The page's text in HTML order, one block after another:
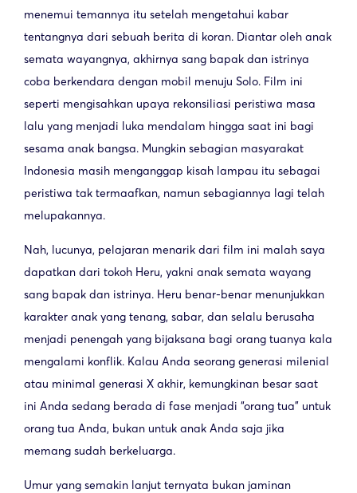
menemui temannya itu setelah mengetahui kabar
tentangnya dari sebuah berita di koran. Diantar oleh anak
semata wayangnya, akhirnya sang bapak dan istrinya
coba berkendara dengan mobil menuju Solo. Film ini
seperti mengisahkan upaya rekonsiliasi peristiwa masa
lalu yang menjadi luka mendalam hingga saat ini bagi
sesama anak bangsa. Mungkin sebagian masyarakat
Indonesia masih menganggap kisah lampau itu sebagai
peristiwa tak termaafkan, namun sebagiannya lagi telah
melupakannya.
Nah, lucunya, pelajaran menarik dari film ini malah saya
dapatkan dari tokoh Heru, yakni anak semata wayang
sang bapak dan istrinya. Heru benar-benar menunjukkan
karakter anak yang tenang, sabar, dan selalu berusaha
menjadi penengah yang bijaksana bagi orang tuanya kala
mengalami konflik. Kalau Anda seorang generasi milenial
atau minimal generasi X akhir, kemungkinan besar saat
ini Anda sedang berada di fase menjadi “orang tua” untuk
orang tua Anda, bukan untuk anak Anda saja jika
memang sudah berkeluarga.
Umur yang semakin lanjut ternyata bukan jaminan